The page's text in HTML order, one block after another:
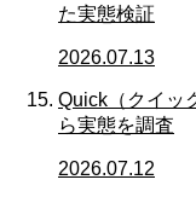
た実態検証
2026.07.13
Quick（クイッ
ら実態を調査
2026.07.12